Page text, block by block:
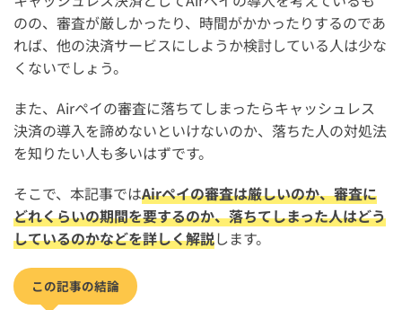
のの、審査が厳しかったり、時間がかかったりするのであ
れば、他の決済サービスにしようか検討している人は少な
くないでしょう。
また、Airペイの審査に落ちてしまったらキャッシュレス
決済の導入を諦めないといけないのか、落ちた人の対処法
を知りたい人も多いはずです。
そこで、本記事ではAirペイの審査は厳しいのか、審査に
どれくらいの期間を要するのか、落ちてしまった人はどう
しているのかなどを詳しく解説します。
この記事の結論